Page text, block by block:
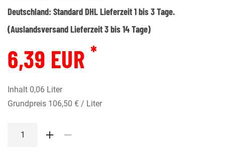
Deutschland: Standard DHL Lieferzeit 1 bis 3 Tage.
(Auslandsversand Lieferzeit 3 bis 14 Tage)
6,39 EUR *
Inhalt 0,06 Liter
Grundpreis 106,50 € / Liter